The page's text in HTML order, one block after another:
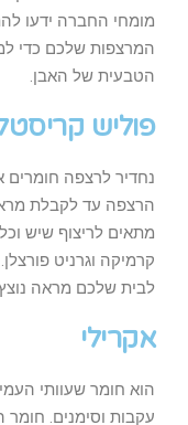
מומחי החברה ידעו
המרצפות שלכם כדי
הטבעית של האבן.
פוליש
נחדיר לרצפה חומרים
הרצפה עד לקבלת
מתאים לריצוף שיש
קרמיקה וגרניט
לבית שלכם מראה
אקרילי
הוא חומר שעוותי
עקבות וסימנים.